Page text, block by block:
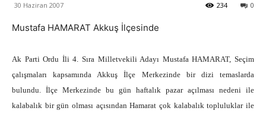
30 Haziran 2007 0
234
Mustafa HAMARAT Akkuş İlçesinde
Ak Parti Ordu İli 4. Sıra Milletvekili Adayı Mustafa HAMARAT, Seçim
çalışmaları kapsamında Akkuş İlçe Merkezinde bir dizi temaslarda
bulundu. İlçe Merkezinde bu gün haftalık pazar açılması nedeni ile
kalabalık bir gün olması açısından Hamarat çok kalabalık topluluklar ile